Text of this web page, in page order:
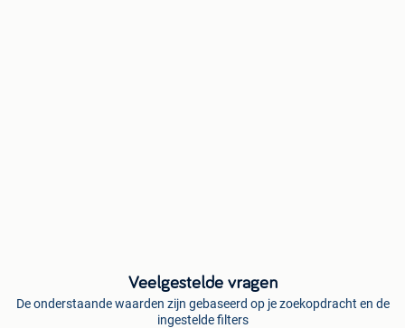
Veelgestelde vragen
De onderstaande waarden zijn gebaseerd op je zoekopdracht en de
ingestelde filters